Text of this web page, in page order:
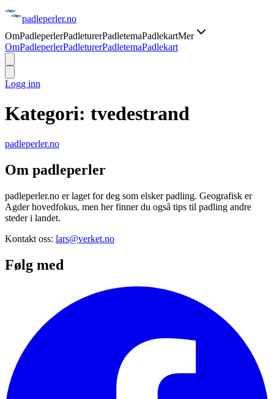
padleperler.no
OmPadleperlerPadleturerPadletemaPadlekartMer
OmPadleperlerPadleturerPadletemaPadlekart
Logg inn
Kategori: tvedestrand
padleperler.no
Om padleperler
padleperler.no er laget for deg som elsker padling. Geografisk er
Agder hovedfokus, men her finner du også tips til padling andre
steder i landet.
Kontakt oss: lars@verket.no
Følg med